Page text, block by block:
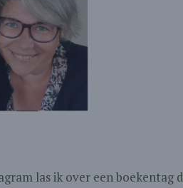
las ik over een boekentag